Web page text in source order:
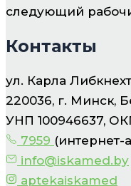
следующий
Контакты
ул. Карла
220036, г. Минск,
УНП 100946637,
7959 (интернет-
info@iskamed.by
aptekaiskamed